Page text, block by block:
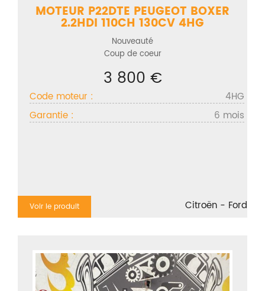
MOTEUR P22DTE PEUGEOT BOXER
2.2HDI 110CH 130CV 4HG
Nouveauté
Coup de coeur
3 800 €
Citroën - Ford
Code moteur :
4HG
Garantie :
6 mois
Voir le produit